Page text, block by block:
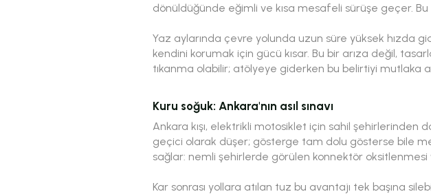
dönüldüğünde eğimli ve kısa mesafeli sürüşe geçer. Bu
Yaz aylarında çevre yolunda uzun süre yüksek hızda
kendini korumak için gücü kısar. Bu bir arıza değil,
tıkanma olabilir; atölyeye giderken bu belirtiyi mutlaka
Kuru soğuk: Ankara'nın asıl sınavı
Ankara kışı, elektrikli motosiklet için sahil şehirlerinden
geçici olarak düşer; gösterge tam dolu gösterse bile
sağlar: nemli şehirlerde görülen konnektör
Kar sonrası yollara atılan tuz bu avantajı tek başına